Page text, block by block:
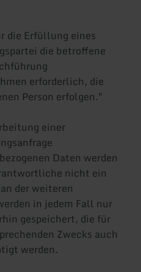
die Erfüllung eines
die betroffene
erforderlich, die
Person erfolgen."
einer
Daten werden
nicht ein
der weiteren
in jedem Fall nur
gespeichert, die für
Zwecks auch
werden.